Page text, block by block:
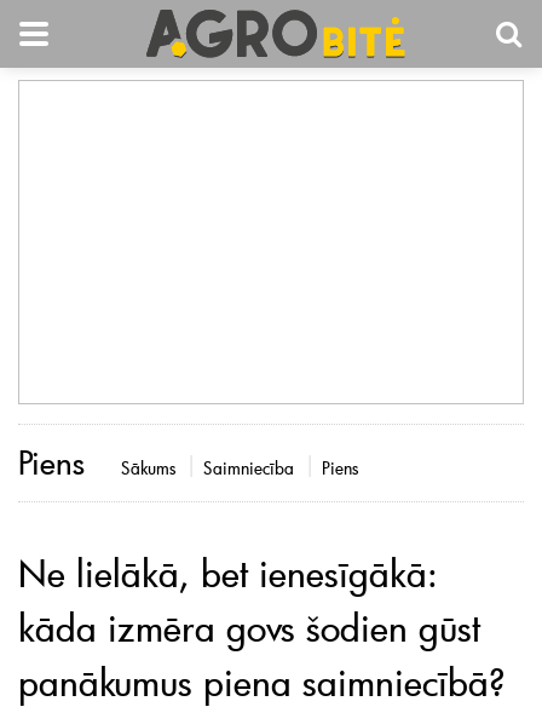
Piens Sākums Saimniecība Piens
Ne lielākā, bet ienesīgākā:
kāda izmēra govs šodien gūst
panākumus piena saimniecībā?